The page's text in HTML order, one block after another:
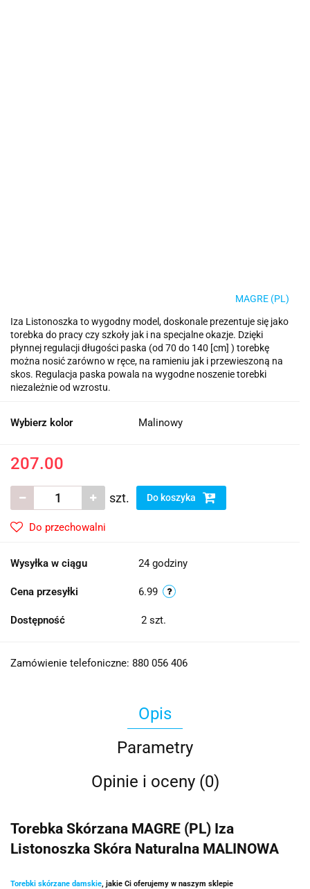
MAGRE (PL)
Iza Listonoszka to wygodny model, doskonale prezentuje się jako
torebka do pracy czy szkoły jak i na specjalne okazje. Dzięki
płynnej regulacji długości paska (od 70 do 140 [cm] ) torebkę
można nosić zarówno w ręce, na ramieniu jak i przewieszoną na
skos. Regulacja paska powala na wygodne noszenie torebki
niezależnie od wzrostu.
Wybierz kolor Malinowy
207.00
szt. Do koszyka
Do przechowalni
Wysyłka w ciągu 24 godziny
Cena przesyłki 6.99
Dostępność 2 szt.
Zamówienie telefoniczne: 880 056 406
Opis
Parametry
Opinie i oceny (0)
Torebka Skórzana MAGRE (PL) Iza
Listonoszka Skóra Naturalna MALINOWA
Torebki skórzane damskie, jakie Ci oferujemy w naszym sklepie